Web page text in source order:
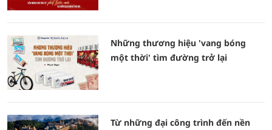
Những thương hiệu 'vang bóng
một thời' tìm đường trở lại
Từ những đại công trình đến nền